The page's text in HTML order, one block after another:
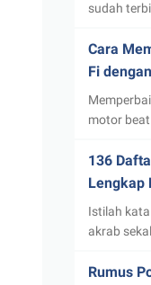
sudah
Cara
Fi
motor
136
Lengkap
Istilah
akrab
Rumus